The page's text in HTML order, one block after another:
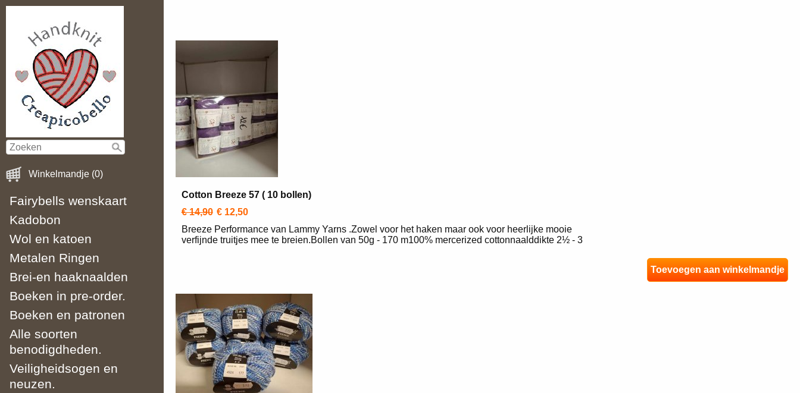
Winkelmandje (0)
Fairybells wenskaart
Kadobon
Wol en katoen
Metalen Ringen
Brei-en haaknaalden
Boeken in pre-order.
Boeken en patronen
Alle soorten
benodigdheden.
Veiligheidsogen en
neuzen.
Cotton Breeze 57 ( 10 bollen)
€ 14,90 € 12,50
Breeze Performance van Lammy Yarns .Zowel voor het haken maar ook voor heerlijke mooie
verfijnde truitjes mee te breien.Bollen van 50g - 170 m100% mercerized cottonnaalddikte 2½ - 3
Toevoegen aan winkelmandje